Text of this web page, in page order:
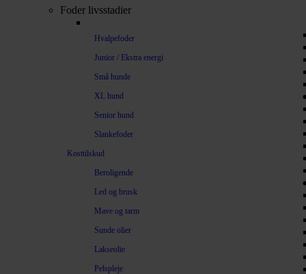
Foder livsstadier
Hvalpefoder
Junior / Ekstra energi
Små hunde
XL hund
Senior hund
Slankefoder
Kosttilskud
Beroligende
Led og brusk
Mave og tarm
Sunde olier
Lakseolie
Pelspleje